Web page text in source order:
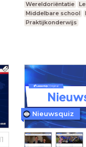
Wereldoriëntatie
Middelbare school
Praktijkonderwijs
Nieuwsquiz